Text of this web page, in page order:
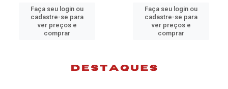
Faça seu login ou
cadastre-se para
ver preços e
comprar
Faça seu login ou
cadastre-se para
ver preços e
comprar